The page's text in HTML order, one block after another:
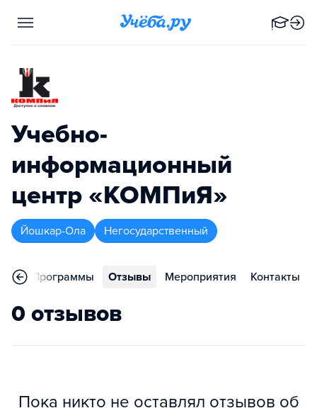
Учебно-
информационный
центр «КОМПиЯ»
Йошкар-Ола Негосударственный
Программы Отзывы Мероприятия Контакты
0 отзывов
Пока никто не оставлял отзывов об